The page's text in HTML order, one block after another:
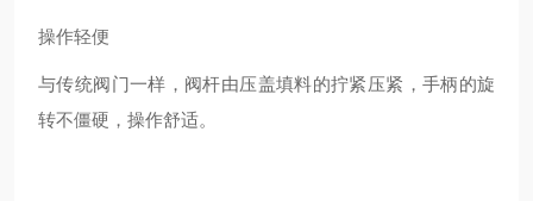
操作轻便
与传统阀门一样，阀杆由压盖填料的拧紧压紧，手柄的旋
转不僵硬，操作舒适。